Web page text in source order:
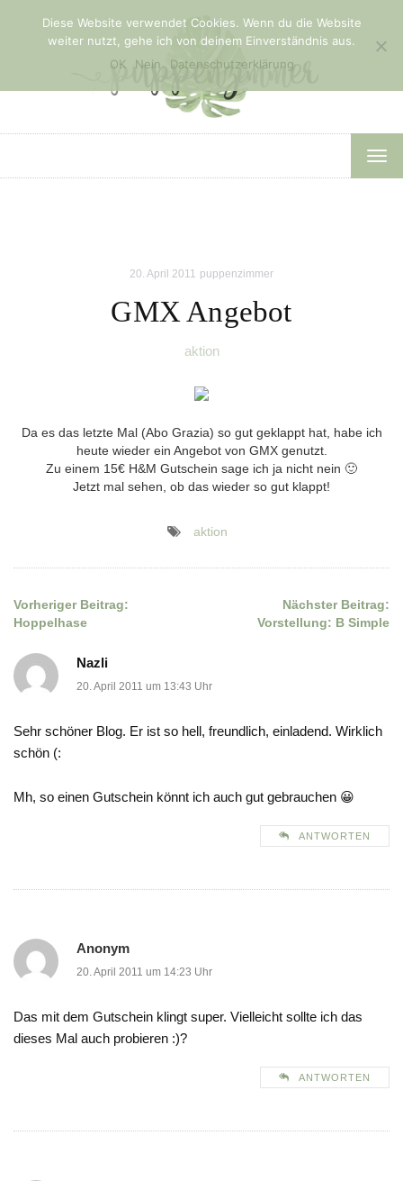
20. April 2011 puppenzimmer
GMX Angebot
aktion
Da es das letzte Mal (Abo Grazia) so gut geklappt hat, habe ich
heute wieder ein Angebot von GMX genutzt.
Zu einem 15€ H&M Gutschein sage ich ja nicht nein 🙂
Jetzt mal sehen, ob das wieder so gut klappt!
aktion
Beitragsnavigation
Vorheriger Beitrag:
Hoppelhase
Nächster Beitrag:
Vorstellung: B Simple
Nazli
20. April 2011 um 13:43 Uhr
Sehr schöner Blog. Er ist so hell, freundlich, einladend. Wirklich
schön (:
Mh, so einen Gutschein könnt ich auch gut gebrauchen 😀
ANTWORTEN
Anonym
20. April 2011 um 14:23 Uhr
Das mit dem Gutschein klingt super. Vielleicht sollte ich das
dieses Mal auch probieren :)?
ANTWORTEN
Diese Website verwendet Cookies. Wenn du die Website
weiter nutzt, gehe ich von deinem Einverständnis aus.
OK
Nein Datenschutzerklärung